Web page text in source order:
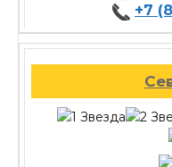
+7